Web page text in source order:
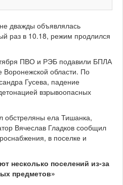
дважды объявлялась
раз в 10.18, режим продлился
ПВО и РЭБ подавили БПЛА
области. По
Гусева, падение
взрывоопасных
обстреляны ела Тишанка,
Вячеслав Гладков сообщил
в поселке и
несколько поселений из-за
предметов»